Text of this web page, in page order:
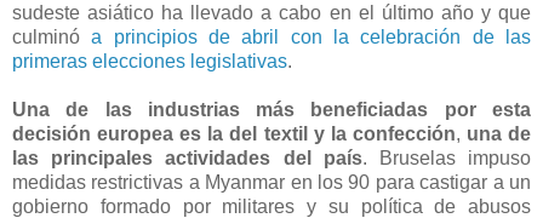
sudeste asiático ha llevado a cabo en el último año y que
culminóa principios de abril con la celebración de las
primeras elecciones legislativas.
Una de las industrias más beneficiadas por esta
decisión europea es la del textil y la confección, una de
las principales actividades del país. Bruselas impuso
medidas restrictivas a Myanmar en los 90 para castigar a un
gobierno formado por militares y su política de abusos